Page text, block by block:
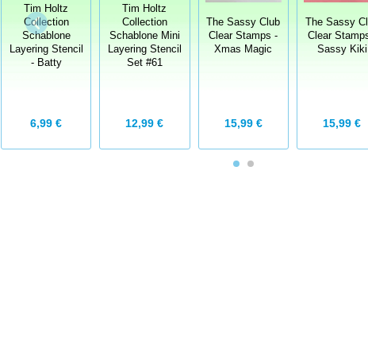
Tim Holtz
Collection
Schablone
Layering Stencil
- Batty
6,99 €
Tim Holtz
Collection
Schablone Mini
Layering Stencil
Set #61
12,99 €
The Sassy Club
Clear Stamps -
Xmas Magic
15,99 €
The Sassy
Clear
Sassy Kiki
15,99 €